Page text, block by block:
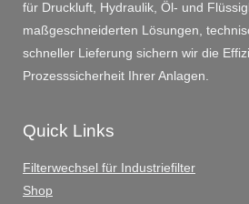
für Druckluft, Hydraulik, Öl- und
maßgeschneiderten Lösungen,
schneller Lieferung sichern wir die
Prozesssicherheit Ihrer Anlagen.
Quick Links
Filterwechsel für Industriefilter
Shop